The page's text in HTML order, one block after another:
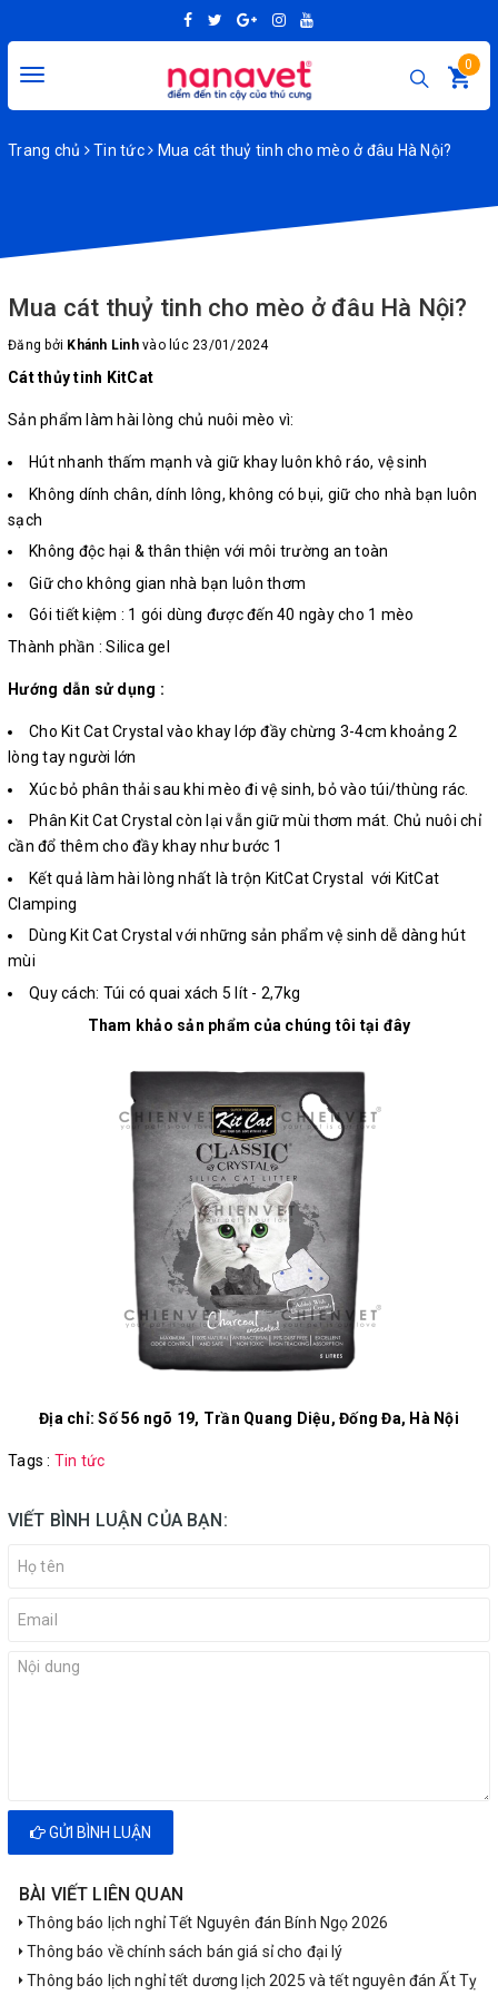
Toggle
0
Trang chủ Tin tức Mua cát thuỷ tinh cho mèo ở đâu Hà Nội?
Mua cát thuỷ tinh cho mèo ở đâu Hà Nội?
Đăng bởi Khánh Linhvào lúc 23/01/2024
Cát thủy tinh KitCat
Sản phẩm làm hài lòng chủ nuôi mèo vì:
Hút nhanh thấm mạnh và giữ khay luôn khô ráo, vệ sinh
Không dính chân, dính lông, không có bụi, giữ cho nhà bạn luôn
sạch
Không độc hại & thân thiện với môi trường an toàn
Giữ cho không gian nhà bạn luôn thơm
Gói tiết kiệm : 1 gói dùng được đến 40 ngày cho 1 mèo
Thành phần : Silica gel
Hướng dẫn sử dụng :
Cho Kit Cat Crystal vào khay lớp đầy chừng 3-4cm khoảng 2
lòng tay người lớn
Xúc bỏ phân thải sau khi mèo đi vệ sinh, bỏ vào túi/thùng rác.
Phân Kit Cat Crystal còn lại vẫn giữ mùi thơm mát. Chủ nuôi chỉ
cần đổ thêm cho đầy khay như bước 1
Kết quả làm hài lòng nhất là trộn KitCat Crystal với KitCat
Clamping
Dùng Kit Cat Crystal với những sản phẩm vệ sinh dễ dàng hút
mùi
Quy cách: Túi có quai xách 5 lít - 2,7kg
Tham khảo sản phẩm của chúng tôi tại đây
Địa chỉ: Số 56 ngõ 19, Trần Quang Diệu, Đống Đa, Hà Nội
Tags : Tin tức
VIẾT BÌNH LUẬN CỦA BẠN:
GỬI BÌNH LUẬN
BÀI VIẾT LIÊN QUAN
Thông báo lịch nghỉ Tết Nguyên đán Bính Ngọ 2026
Thông báo về chính sách bán giá sỉ cho đại lý
Thông báo lịch nghỉ tết dương lịch 2025 và tết nguyên đán Ất Tỵ